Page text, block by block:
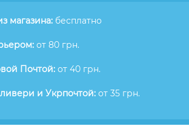
магазина: бесплатно
от 80 грн.
Почтой: от 40 грн.
и Укрпочтой: от 35 грн.